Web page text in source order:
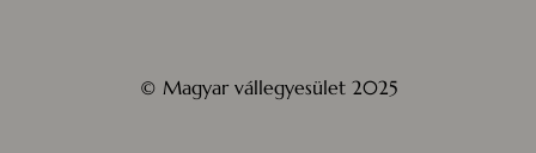
© Magyar vállegyesület 2025